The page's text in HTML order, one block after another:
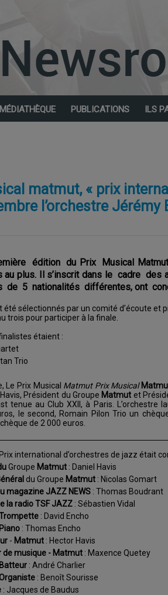
MÉDIATHÈQUE PUBLICATIONS ILS
matmut, « prix
l’orchestre Jérémy
édition du Prix Musical
au plus. Il s’inscrit dans le cadre
5 nationalités différentes, ont
été sélectionnés par un comité d’écoute et
trois pour participer à la finale.
étaient :
Trio
Le Prix Musical Matmut Prix Musical
Président du Groupe Matmut et
tenue au Club XXII, à Paris. L’orchestre
le second, Romain Pilon Trio un
de 2 000 euros.
Prix international d’orchestres de jazz était
Groupe Matmut : Daniel Havis
du Groupe Matmut : Nicolas Gomart
magazine JAZZ NEWS : Thomas Boudrant
la radio TSF JAZZ : Sébastien Vidal
: David Encho
: Thomas Encho
- Matmut : Hector Havis
de musique - Matmut : Maxence Quetey
: André Charlier
: Benoît Sourisse
: Jacques de Baudus